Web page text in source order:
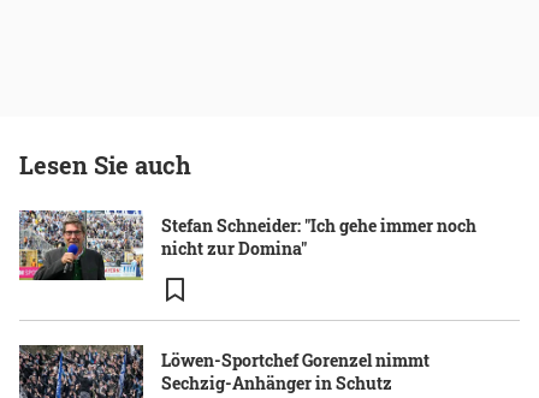
Lesen Sie auch
Stefan Schneider: "Ich gehe immer noch
nicht zur Domina"
Löwen-Sportchef Gorenzel nimmt
Sechzig-Anhänger in Schutz